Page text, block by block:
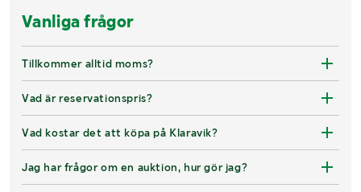
Vanliga frågor
Tillkommer alltid moms?
Vad är reservationspris?
Vad kostar det att köpa på Klaravik?
Jag har frågor om en auktion, hur gör jag?